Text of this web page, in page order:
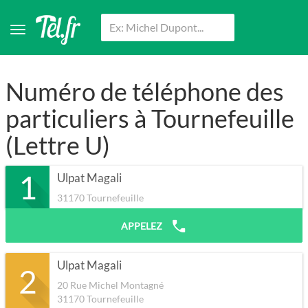
Numéro de téléphone des
particuliers à Tournefeuille
(Lettre U)
1 Ulpat Magali
31170Tournefeuille
APPELEZ
2 Ulpat Magali
20 Rue Michel Montagné
31170Tournefeuille